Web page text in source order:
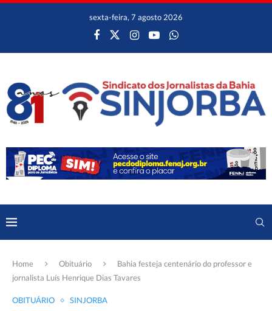
sexta-feira, 7 agosto 2026
Home Obituário
Bahia festeja centenário do professor e
jornalista Luís Henrique Dias Tavares
OBITUÁRIO SINJORBA